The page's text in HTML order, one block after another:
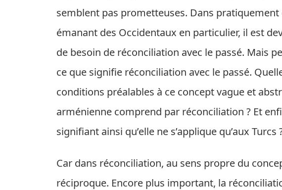
semblent pas prometteuses. Dans pratiquement
émanant des Occidentaux en particulier, il est
de besoin de réconciliation avec le passé. Mais
ce que signifie réconciliation avec le passé.
conditions préalables à ce concept vague et
arménienne comprend par réconciliation ? Et
signifiant ainsi qu’elle ne s’applique qu’aux Turcs
Car dans réconciliation, au sens propre du
réciproque. Encore plus important, la